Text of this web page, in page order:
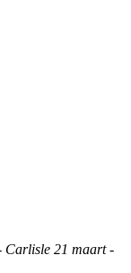
Carlisle 21 maart -